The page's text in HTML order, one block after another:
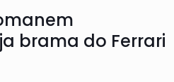
brama do Ferrari